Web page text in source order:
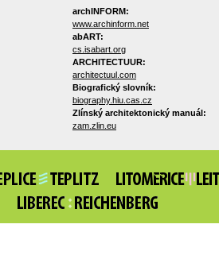
archINFORM:
www.archinform.net
abART:
cs.isabart.org
ARCHITECTUUR:
architectuul.com
Biografický slovník:
biography.hiu.cas.cz
Zlínský architektonický manuál:
zam.zlin.eu